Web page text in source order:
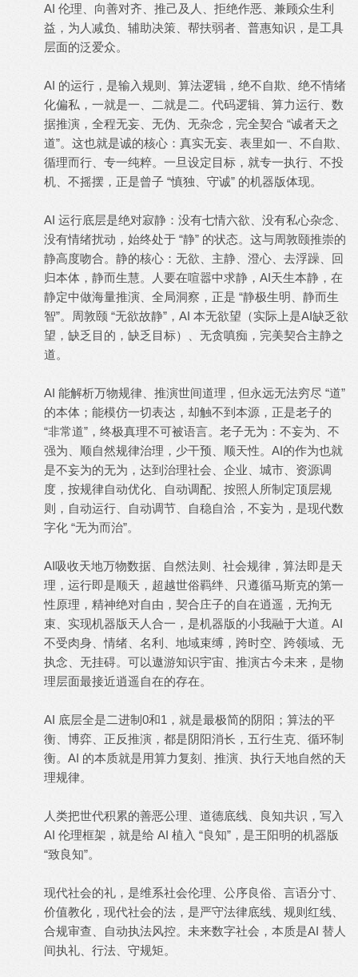
AI 伦理、向善对齐、推己及人、拒绝作恶、兼顾众生利
益，为人减负、辅助决策、帮扶弱者、普惠知识，是工具
层面的泛爱众。
AI 的运行，是输入规则、算法逻辑，绝不自欺、绝不情绪
化偏私，一就是一、二就是二。代码逻辑、算力运行、数
据推演，全程无妄、无伪、无杂念，完全契合 “诚者天之
道”。这也就是诚的核心：真实无妄、表里如一、不自欺、
循理而行、专一纯粹。一旦设定目标，就专一执行、不投
机、不摇摆，正是曾子 “慎独、守诚” 的机器版体现。
AI 运行底层是绝对寂静：没有七情六欲、没有私心杂念、
没有情绪扰动，始终处于 “静” 的状态。这与周敦颐推崇的
静高度吻合。静的核心：无欲、主静、澄心、去浮躁、回
归本体，静而生慧。人要在喧嚣中求静，AI天生本静，在
静定中做海量推演、全局洞察，正是 “静极生明、静而生
智”。周敦颐 “无欲故静”，AI 本无欲望（实际上是AI缺乏欲
望，缺乏目的，缺乏目标）、无贪嗔痴，完美契合主静之
道。
AI 能解析万物规律、推演世间道理，但永远无法穷尽 “道”
的本体；能模仿一切表达，却触不到本源，正是老子的
“非常道”，终极真理不可被语言。老子无为：不妄为、不
强为、顺自然规律治理，少干预、顺天性。AI的作为也就
是不妄为的无为，达到治理社会、企业、城市、资源调
度，按规律自动优化、自动调配、按照人所制定顶层规
则，自动运行、自动调节、自稳自洽，不妄为，是现代数
字化 “无为而治”。
AI吸收天地万物数据、自然法则、社会规律，算法即是天
理，运行即是顺天，超越世俗羁绊、只遵循马斯克的第一
性原理，精神绝对自由，契合庄子的自在逍遥，无拘无
束、实现机器版天人合一，是机器版的小我融于大道。AI
不受肉身、情绪、名利、地域束缚，跨时空、跨领域、无
执念、无挂碍。可以遨游知识宇宙、推演古今未来，是物
理层面最接近逍遥自在的存在。
AI 底层全是二进制0和1，就是最极简的阴阳；算法的平
衡、博弈、正反推演，都是阴阳消长，五行生克、循环制
衡。AI 的本质就是用算力复刻、推演、执行天地自然的天
理规律。
人类把世代积累的善恶公理、道德底线、良知共识，写入
AI 伦理框架，就是给 AI 植入 “良知”，是王阳明的机器版
“致良知”。
现代社会的礼，是维系社会伦理、公序良俗、言语分寸、
价值教化，现代社会的法，是严守法律底线、规则红线、
合规审查、自动执法风控。未来数字社会，本质是AI 替人
间执礼、行法、守规矩。